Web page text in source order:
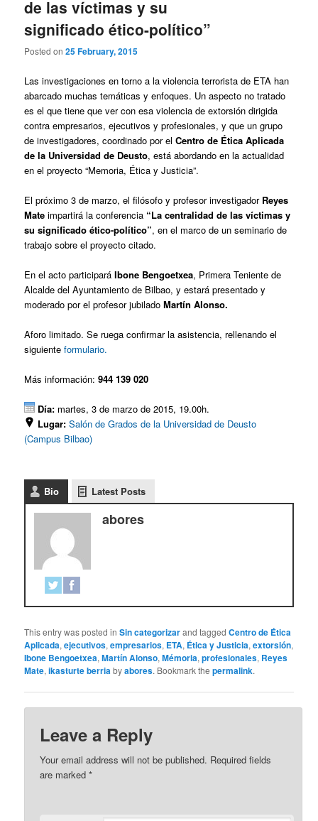
de las víctimas y su
significado ético-político”
Posted on25 February, 2015
Las investigaciones en torno a la violencia terrorista de ETA han
abarcado muchas temáticas y enfoques. Un aspecto no tratado
es el que tiene que ver con esa violencia de extorsión dirigida
contra empresarios, ejecutivos y profesionales, y que un grupo
de investigadores, coordinado por elCentro de Ética Aplicada
de la Universidad de Deusto, está abordando en la actualidad
en el proyecto “Memoria, Ética y Justicia”.
El próximo 3 de marzo, el filósofo y profesor investigador Reyes
Mate impartirá la conferencia “La centralidad de las víctimas y
su significado ético-político”, en el marco de un seminario de
trabajo sobre el proyecto citado.
En el acto participaráIbone Bengoetxea, Primera Teniente de
Alcalde del Ayuntamiento de Bilbao, y estará presentado y
moderado por el profesor jubiladoMartín Alonso.
Aforo limitado. Se ruega confirmar la asistencia, rellenando el
siguienteformulario.
Más información:944 139 020
Día: martes, 3 de marzo de 2015, 19.00h.
Lugar: Salón de Grados de la Universidad de Deusto
(Campus Bilbao)
Bio Latest Posts
abores
This entry was posted inSin categorizarand taggedCentro de Ética
Aplicada,ejecutivos,empresarios, ETA, Ética y Justicia,extorsión,
Ibone Bengoetxea,Martín Alonso,Mémoria,profesionales, Reyes
Mate,ikasturte berriabyabores. Bookmark thepermalink.
Leave a Reply
Your email address will not be published. Required fields
are marked*